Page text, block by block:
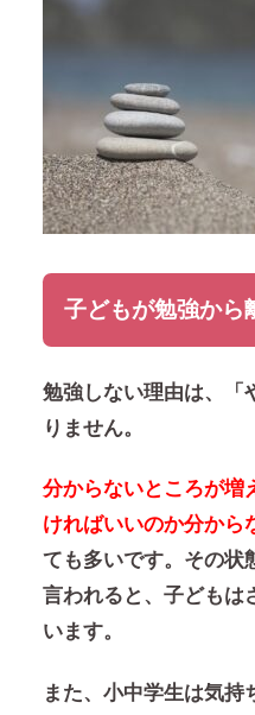
子どもが勉強から
勉強しない理由は、「
りません。
分からないところが増
ければいいのか分から
ても多いです。その状
言われると、子どもは
います。
また、小中学生は気持